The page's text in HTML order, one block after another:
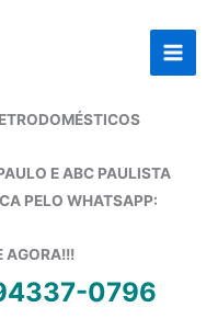
E ABC PAULISTA
PELO WHATSAPP:
AGORA!!!
0796